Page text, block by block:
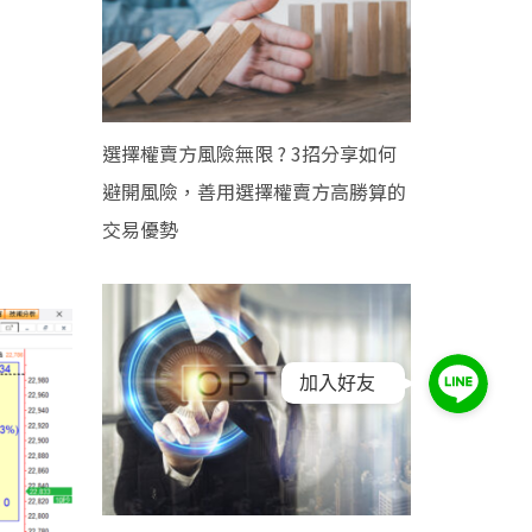
選擇權賣方風險無限 ? 3招分享如何
避開風險，善用選擇權賣方高勝算的
交易優勢
加入好友